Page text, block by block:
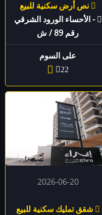
نص أرض سكنية للبيع
- الأحساء الورود الشرقي
رقم 89 / ش
على السوم
22
2026-06-20
شقق تمليك سكنية للبيع